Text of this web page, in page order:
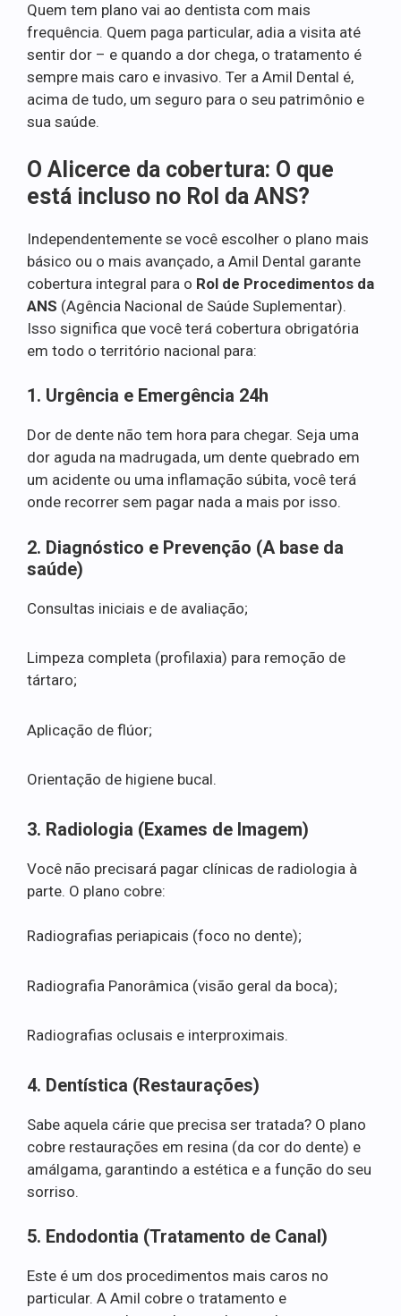
Quem tem plano vai ao dentista com mais
frequência. Quem paga particular, adia a visita até
sentir dor – e quando a dor chega, o tratamento é
sempre mais caro e invasivo. Ter a Amil Dental é,
acima de tudo, um seguro para o seu patrimônio e
sua saúde.
O Alicerce da cobertura: O que
está incluso no Rol da ANS?
Independentemente se você escolher o plano mais
básico ou o mais avançado, a Amil Dental garante
cobertura integral para o Rol de Procedimentos da
ANS (Agência Nacional de Saúde Suplementar).
Isso significa que você terá cobertura obrigatória
em todo o território nacional para:
1. Urgência e Emergência 24h
Dor de dente não tem hora para chegar. Seja uma
dor aguda na madrugada, um dente quebrado em
um acidente ou uma inflamação súbita, você terá
onde recorrer sem pagar nada a mais por isso.
2. Diagnóstico e Prevenção (A base da
saúde)
Consultas iniciais e de avaliação;
Limpeza completa (profilaxia) para remoção de
tártaro;
Aplicação de flúor;
Orientação de higiene bucal.
3. Radiologia (Exames de Imagem)
Você não precisará pagar clínicas de radiologia à
parte. O plano cobre:
Radiografias periapicais (foco no dente);
Radiografia Panorâmica (visão geral da boca);
Radiografias oclusais e interproximais.
4. Dentística (Restaurações)
Sabe aquela cárie que precisa ser tratada? O plano
cobre restaurações em resina (da cor do dente) e
amálgama, garantindo a estética e a função do seu
sorriso.
5. Endodontia (Tratamento de Canal)
Este é um dos procedimentos mais caros no
particular. A Amil cobre o tratamento e